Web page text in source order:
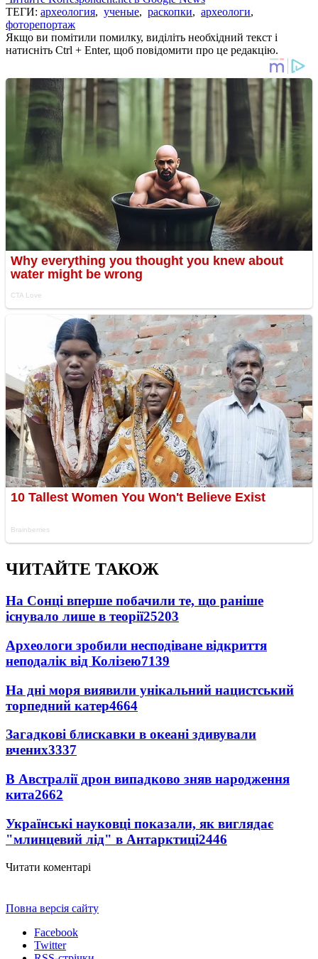
ТЕГИ: археология, ученые, раскопки, археологи,
фоторепортаж
Якщо ви помітили помилку, виділіть необхідний текст і
натисніть Ctrl + Enter, щоб повідомити про це редакцію.
ЧИТАЙТЕ ТАКОЖ
На Сонці вперше побачили те, що раніше
існувало лише в теорії25203
Археологи зробили несподіване відкриття
неподалік від Колізею7139
На дні моря виявили унікальний нацистський
торпедний катер4664
Загадкові блискавки в океані здивували
вчених3337
В Австралії дрон випадково зняв народження
кита2662
Українські науковці показали, як виглядає
"млинцевий лід" в Антарктиці2446
Читати коментарі
Повна версія сайту
Facebook
Twitter